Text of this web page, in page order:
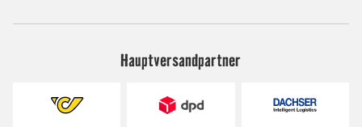
Hauptversandpartner